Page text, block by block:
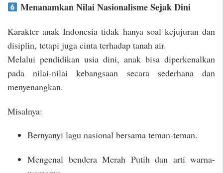
Menanamkan Nilai Nasionalisme Sejak Dini
Karakter anak Indonesia tidak hanya soal kejujuran dan
disiplin, tetapi juga cinta terhadap tanah air.
Melalui pendidikan usia dini, anak bisa diperkenalkan
pada nilai-nilai kebangsaan secara sederhana dan
menyenangkan.
Misalnya:
Bernyanyi lagu nasional bersama teman-teman.
Mengenal bendera Merah Putih dan arti warna-